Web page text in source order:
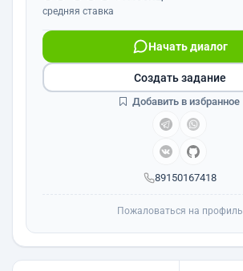
средняя ставка
89150167418
Начать диалог
Создать задание
Добавить в избранное
Пожаловаться на профиль